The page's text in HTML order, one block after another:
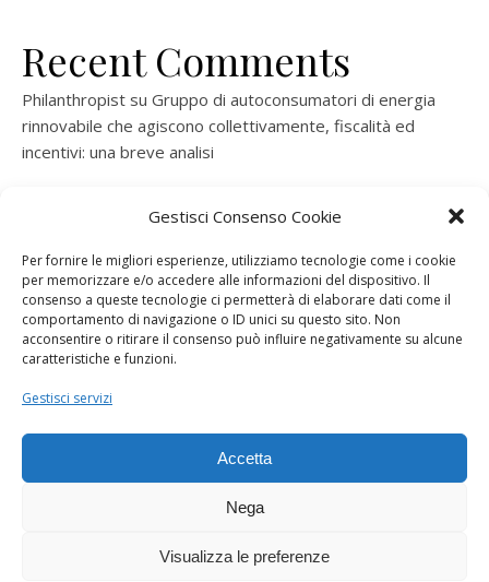
Gestisci Consenso Cookie
Per fornire le migliori esperienze, utilizziamo tecnologie come i cookie
per memorizzare e/o accedere alle informazioni del dispositivo. Il
consenso a queste tecnologie ci permetterà di elaborare dati come il
comportamento di navigazione o ID unici su questo sito. Non
acconsentire o ritirare il consenso può influire negativamente su alcune
caratteristiche e funzioni.
Gestisci servizi
Accetta
Nega
Visualizza le preferenze
Recent Comments
Philanthropist su Gruppo di autoconsumatori di energia
rinnovabile che agiscono collettivamente, fiscalità ed
incentivi: una breve analisi
rinnovabile che agiscono collettivamente, fiscalità ed
ramatogelsuGruppo di autoconsumatori di energia
rinnovabile che agiscono collettivamente, fiscalità ed
incentivi: una breve analisi
consorzio per la produzione di energia elettrica
Dogana Sostenibile 2026 ©